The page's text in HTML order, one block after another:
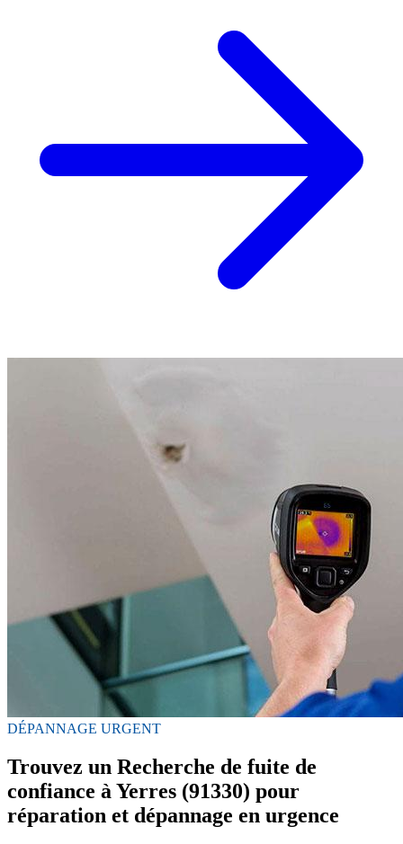
DÉPANNAGE URGENT
Trouvez un Recherche de fuite de
confiance à Yerres (91330) pour
réparation et dépannage en urgence